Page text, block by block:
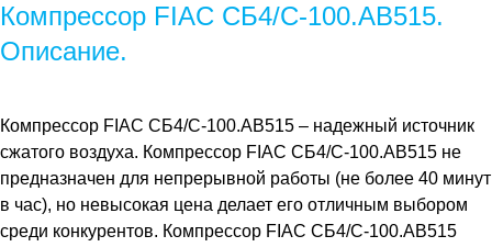
Компрессор FIAC СБ4/С-100.АВ515.
Описание.
Компрессор FIAC СБ4/С-100.АВ515 – надежный источник
сжатого воздуха. Компрессор FIAC СБ4/С-100.АВ515 не
предназначен для непрерывной работы (не более 40 минут
в час), но невысокая цена делает его отличным выбором
среди конкурентов. Компрессор FIAC СБ4/С-100.АВ515